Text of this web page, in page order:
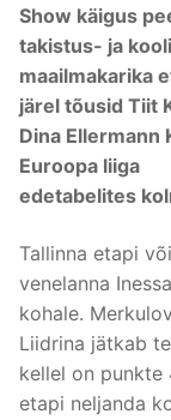
Show käigus
takistus- ja
maailmakarika
järel tõusid Tiit
Dina Ellermann
Euroopa liiga
edetabelites
Tallinna etapi
venelanna
kohale.
Liidrina jätkab
kellel on punkte
etapi neljanda